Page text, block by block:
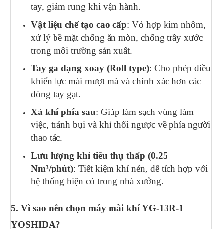
tay, giảm rung khi vận hành.
Vật liệu chế tạo cao cấp: Vỏ hợp kim nhôm,
xử lý bề mặt chống ăn mòn, chống trầy xước
trong môi trường sản xuất.
Tay ga dạng xoay (Roll type): Cho phép điều
khiển lực mài mượt mà và chính xác hơn các
dòng tay gạt.
Xả khí phía sau: Giúp làm sạch vùng làm
việc, tránh bụi và khí thổi ngược về phía người
thao tác.
Lưu lượng khí tiêu thụ thấp (0.25
Nm³/phút): Tiết kiệm khí nén, dễ tích hợp với
hệ thống hiện có trong nhà xưởng.
5. Vì sao nên chọn máy mài khí YG-13R-1
YOSHIDA?